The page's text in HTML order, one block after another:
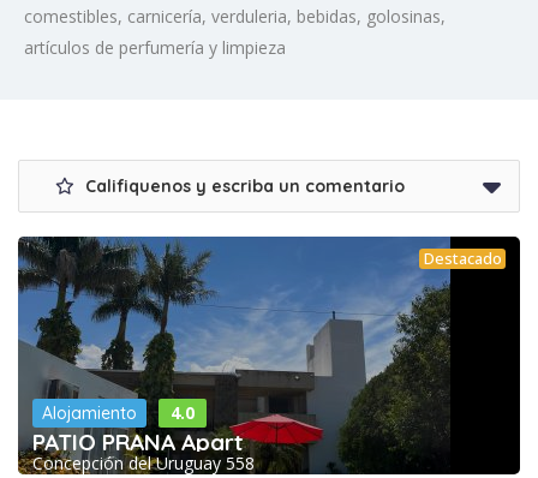
comestibles, carnicería, verduleria, bebidas, golosinas,
artículos de perfumería y limpieza
Califiquenos y escriba un comentario
Destacado
Alojamiento 4.0
PATIO PRANA Apart
Concepción del Uruguay 558